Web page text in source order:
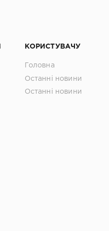
КОРИСТУВАЧУ
Головна
Останні новини
Останні новини